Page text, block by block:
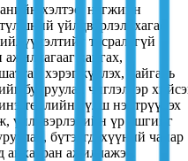
хэлтэс, нэгжийн
үйлдвэрлэл, хагас
тасралтгүй
хангах,
хэрэгжүүлэх, байгаль
бууруулах чиглэлээр
төрлийн түлш нэвтрүүлэх
үйлдвэрлэлийн үр ашгийг
бүтээгдэхүүний чанар
анхааран ажиллажээ